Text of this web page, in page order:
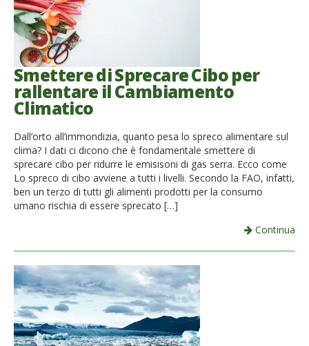
Smettere di Sprecare Cibo per
rallentare il Cambiamento
Climatico
Dall’orto all’immondizia, quanto pesa lo spreco alimentare sul
clima? I dati ci dicono che è fondamentale smettere di
sprecare cibo per ridurre le emisisoni di gas serra. Ecco come
Lo spreco di cibo avviene a tutti i livelli. Secondo la FAO, infatti,
ben un terzo di tutti gli alimenti prodotti per la consumo
umano rischia di essere sprecato […]
Continua